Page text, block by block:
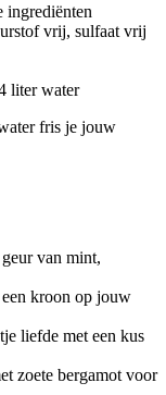
ingrediënten
vrij, sulfaat vrij
liter water
fris je jouw
van mint,
een kroon op jouw
liefde met een kus
zoete bergamot voor